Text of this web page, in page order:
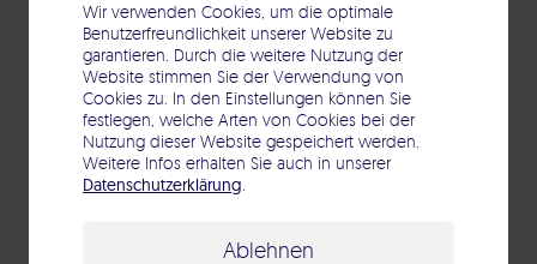
Wir verwenden Cookies, um die optimale
Benutzerfreundlichkeit unserer Website zu
garantieren. Durch die weitere Nutzung der
Website stimmen Sie der Verwendung von
Cookies zu. In den Einstellungen können Sie
festlegen, welche Arten von Cookies bei der
Nutzung dieser Website gespeichert werden.
Weitere Infos erhalten Sie auch in unserer
Datenschutzerklärung
Ablehnen